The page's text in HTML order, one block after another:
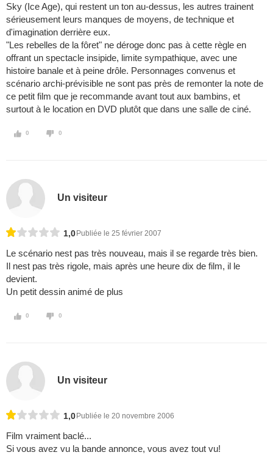
Sky (Ice Age), qui restent un ton au-dessus, les autres trainent
sérieusement leurs manques de moyens, de technique et
d'imagination derrière eux.
"Les rebelles de la fôret" ne déroge donc pas à cette règle en
offrant un spectacle insipide, limite sympathique, avec une
histoire banale et à peine drôle. Personnages convenus et
scénario archi-prévisible ne sont pas près de remonter la note de
ce petit film que je recommande avant tout aux bambins, et
surtout à le location en DVD plutôt que dans une salle de ciné.
0 0
Un visiteur
1,0 Publiée le 25 février 2007
Le scénario nest pas très nouveau, mais il se regarde très bien.
Il nest pas très rigole, mais après une heure dix de film, il le
devient.
Un petit dessin animé de plus
0 0
Un visiteur
1,0 Publiée le 20 novembre 2006
Film vraiment baclé...
Si vous avez vu la bande annonce, vous avez tout vu!